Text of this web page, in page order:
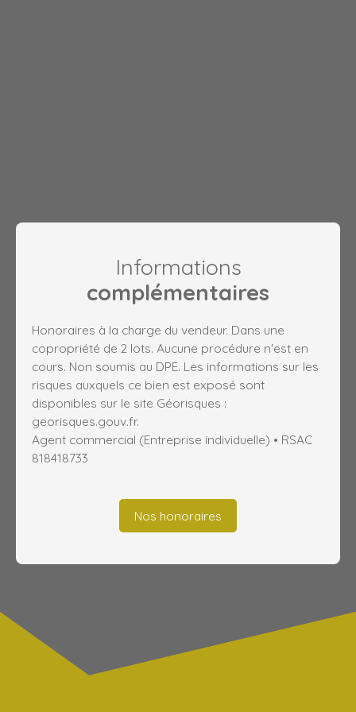
Informations
complémentaires
Honoraires à la charge du vendeur. Dans une
copropriété de 2 lots. Aucune procédure n'est en
cours. Non soumis au DPE. Les informations sur les
risques auxquels ce bien est exposé sont
disponibles sur le site Géorisques :
georisques.gouv.fr.
Agent commercial (Entreprise individuelle) • RSAC
818418733
Nos honoraires